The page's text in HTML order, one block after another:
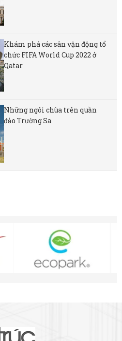
Khám phá các sân vận động tổ
chức FIFA World Cup 2022 ở
Qatar
Những ngôi chùa trên quần
đảo Trường Sa